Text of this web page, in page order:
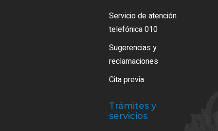
Servicio de atención
telefónica 010
Sugerencias y
reclamaciones
Cita previa
Trámites y
servicios